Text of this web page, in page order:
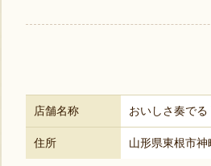
店舗名称 おいしさ奏でる
住所 山形県東根市